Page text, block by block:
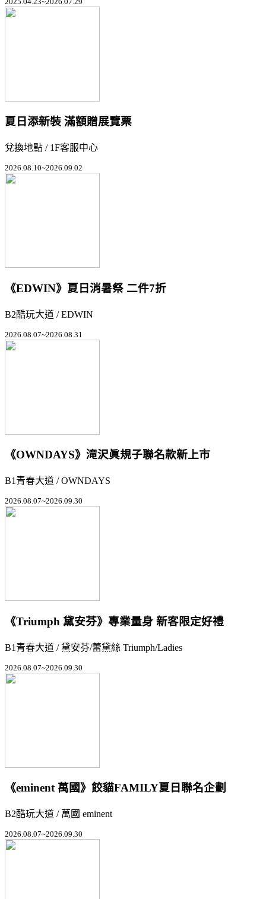
夏日添新裝 滿額贈展覽票
兌換地點 / 1F客服中心
2026.08.10~2026.09.02
《EDWIN》夏日消暑祭 二件7折
B2酷玩大道 / EDWIN
2026.08.07~2026.08.31
《OWNDAYS》滝沢眞規子聯名款新上市
B1青春大道 / OWNDAYS
2026.08.07~2026.09.30
《Triumph 黛安芬》專業量身 新客限定好禮
B1青春大道 / 黛安芬/蕾黛絲 Triumph/Ladies
2026.08.07~2026.09.30
《eminent 萬國》餃貓FAMILY夏日聯名企劃
B2酷玩大道 / 萬國 eminent
2026.08.07~2026.09.30